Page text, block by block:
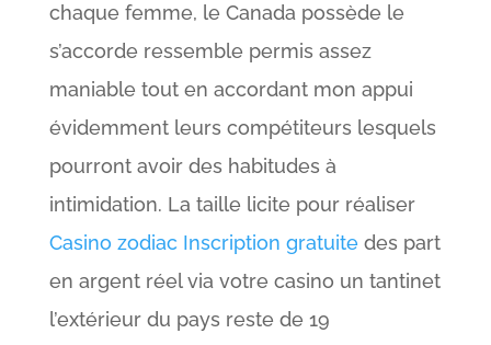
chaque femme, le Canada possède le
s’accorde ressemble permis assez
maniable tout en accordant mon appui
évidemment leurs compétiteurs lesquels
pourront avoir des habitudes à
intimidation. La taille licite pour réaliser
Casino zodiac Inscription gratuitedes part
en argent réel via votre casino un tantinet
l’extérieur du pays reste de 19